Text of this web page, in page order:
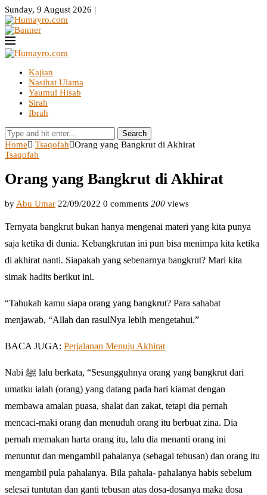
Sunday, 9 August 2026 |
Kajian
Nasihat Ulama
Yaumul Hisab
Sirah
Ibrah
Search
Home Tsaqofah
Orang yang Bangkrut di Akhirat
Tsaqofah
Orang yang Bangkrut di Akhirat
by Abu Umar 22/09/2022 0 comments 200 views
Ternyata bangkrut bukan hanya mengenai materi yang kita punya
saja ketika di dunia. Kebangkrutan ini pun bisa menimpa kita ketika
di akhirat nanti. Siapakah yang sebenarnya bangkrut? Mari kita
simak hadits berikut ini.
“Tahukah kamu siapa orang yang bangkrut? Para sahabat
menjawab, “Allah dan rasulNya lebih mengetahui.”
BACA JUGA: Perjalanan Menuju Akhirat
Nabi ﷺ lalu berkata, “Sesungguhnya orang yang bangkrut dari
umatku ialah (orang) yang datang pada hari kiamat dengan
membawa amalan puasa, shalat dan zakat, tetapi dia pernah
mencaci-maki orang dan menuduh orang itu berbuat zina. Dia
pernah memakan harta orang itu, lalu dia menanti orang ini
menuntut dan mengambil pahalanya (sebagai tebusan) dan orang itu
mengambil pula pahalanya. Bila pahala- pahalanya habis sebelum
selesai tuntutan dan ganti tebusan atas dosa-dosanya maka dosa